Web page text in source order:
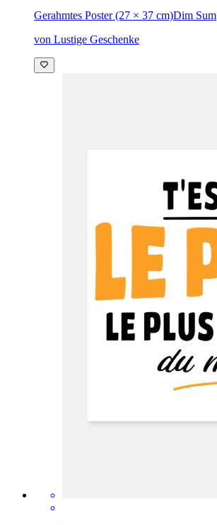
Gerahmtes Poster (27 × 37 cm)Dim Sum
von Lustige Geschenke